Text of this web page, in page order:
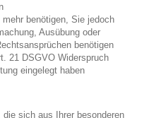
benötigen, Sie jedoch
Ausübung oder
benötigen
21 DSGVO Widerspruch
eingelegt haben
sich aus Ihrer besonderen